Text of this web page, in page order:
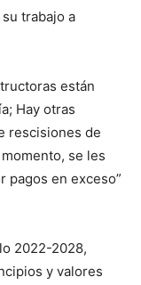
trabajo a
están
Hay otras
rescisiones de
se les
pagos en exceso”
2022-2028,
y valores